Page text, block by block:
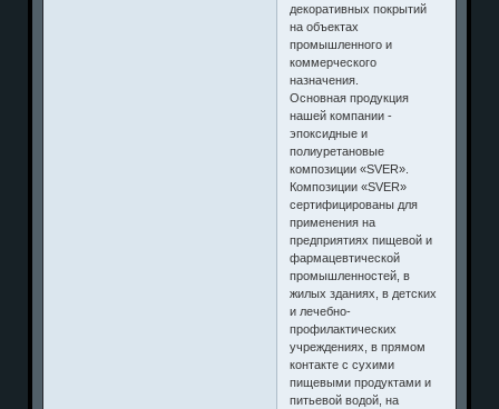
декоративных покрытий
на объектах
промышленного и
коммерческого
назначения.
Основная продукция
нашей компании -
эпоксидные и
полиуретановые
композиции «SVER».
Композиции «SVER»
сертифицированы для
применения на
предприятиях пищевой и
фармацевтической
промышленностей, в
жилых зданиях, в детских
и лечебно-
профилактических
учреждениях, в прямом
контакте с сухими
пищевыми продуктами и
питьевой водой, на